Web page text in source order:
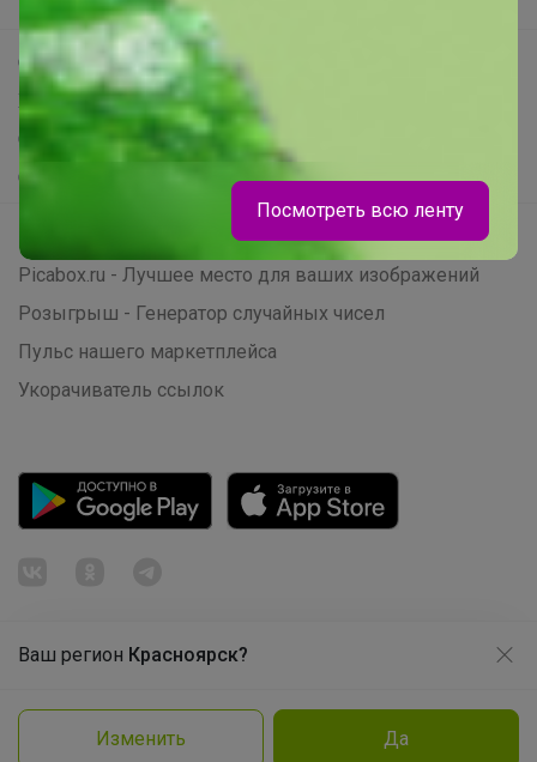
Ваш регион Красноярск?
Изменить Да
Самое выгодное
Хиты продаж
Самое желанное
Самое быстрое
Начать зарабатывать с 24-ok
Picabox.ru - Лучшее место для ваших изображений
Розыгрыш - Генератор случайных чисел
Пульс нашего маркетплейса
Укорачиватель ссылок
Политика конфиденциальности
Cоглашение пользователя
Посмотреть всю ленту
Продолжая использовать этот сайт и нажимая кнопку
Принять